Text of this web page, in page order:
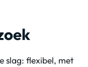
slag: flexibel, met